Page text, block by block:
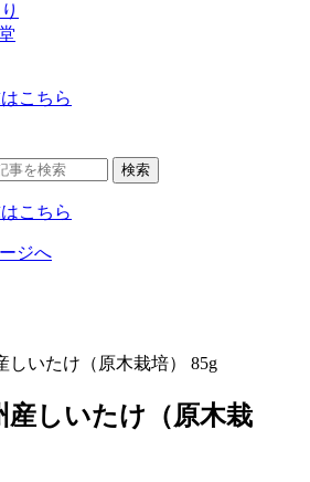
検索
しいたけ（原木栽培） 85g
産しいたけ（原木栽